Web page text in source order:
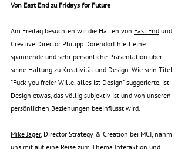
Von East End zu Fridays for Future
Am Freitag besuchten wir die Hallen von East End und
Creative Director Philipp Dorendorf hielt eine
spannende und sehr persönliche Präsentation über
seine Haltung zu Kreativität und Design. Wie sein Titel
"Fuck you freier Wille, alles ist Design" suggerierte, ist
Design etwas, das völlig subjektiv ist und von unseren
persönlichen Beziehungen beeinflusst wird.
Mike Jäger, Director Strategy & Creation bei MCI, nahm
uns mit auf eine Reise zum Thema Interaktion und